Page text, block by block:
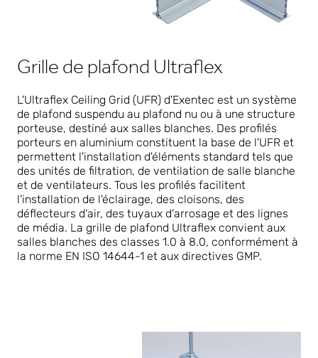
Grille de plafond Ultraflex
L'Ultraflex Ceiling Grid (UFR) d'Exentec est un système
de plafond suspendu au plafond nu ou à une structure
porteuse, destiné aux salles blanches. Des profilés
porteurs en aluminium constituent la base de l'UFR et
permettent l'installation d'éléments standard tels que
des unités de filtration, de ventilation de salle blanche
et de ventilateurs. Tous les profilés facilitent
l'installation de l'éclairage, des cloisons, des
déflecteurs d'air, des tuyaux d'arrosage et des lignes
de média. La grille de plafond Ultraflex convient aux
salles blanches des classes 1.0 à 8.0, conformément à
la norme EN ISO 14644-1 et aux directives GMP.